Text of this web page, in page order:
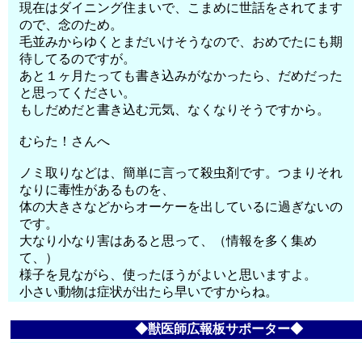
現在はダイニング住まいで、こまめに世話をされてます
ので、念のため。
毛並みからゆくとまだいけそうなので、おめでたにも期
待してるのですが。
あと１ヶ月たっても書き込みがなかったら、だめだった
と思ってください。
もしだめだと書き込む元気、なくなりそうですから。
むらた！さんへ
ノミ取りなどは、簡単に言って殺虫剤です。つまりそれ
なりに毒性があるものを、
体の大きさなどからオーケーを出しているに過ぎないの
です。
大なり小なり害はあると思って、（情報を多く集め
て、）
様子を見ながら、使ったほうがよいと思いますよ。
小さい動物は症状が出たら早いですからね。
◆獣医師広報板サポーター◆